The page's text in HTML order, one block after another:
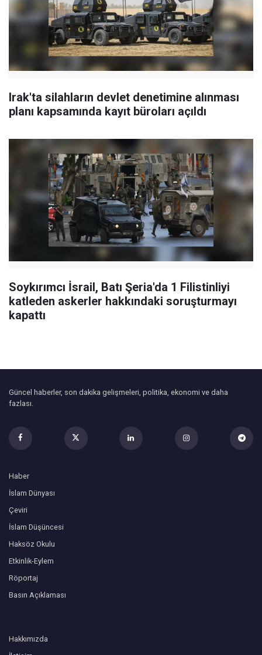
Irak'ta silahların devlet denetimine alınması
planı kapsamında kayıt büroları açıldı
Soykırımcı İsrail, Batı Şeria'da 1 Filistinliyi
katleden askerler hakkındaki soruşturmayı
kapattı
Güncel haberler, son dakika gelişmeleri, politika, ekonomi ve daha
fazlası.
Haber
İslam Dünyası
Çeviri
İslam Düşüncesi
Haksöz Okulu
Etkinlik-Eylem
Röportaj
Basın Açıklaması
Hakkımızda